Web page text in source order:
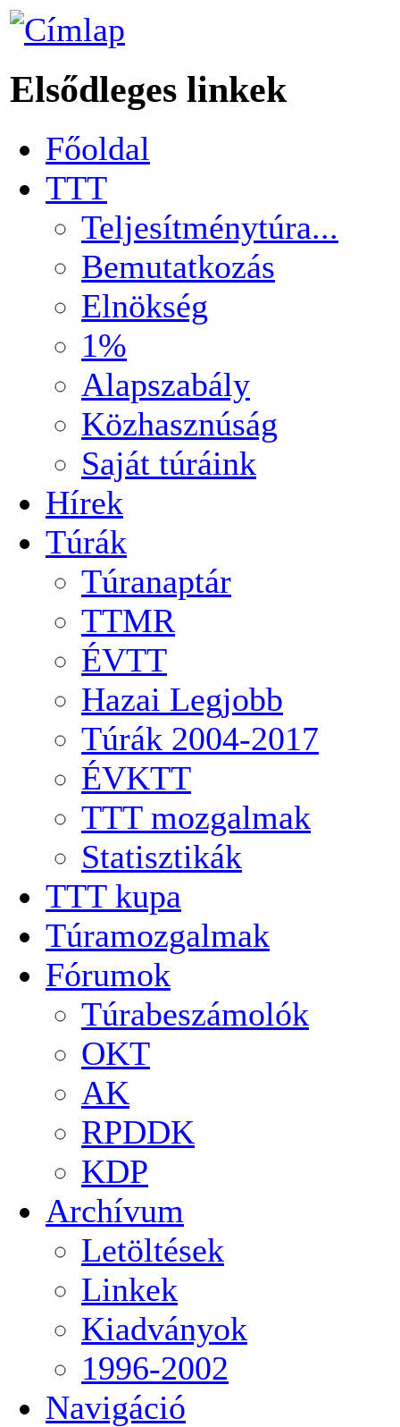
Elsődleges linkek
Főoldal
TTT
Teljesítménytúra...
Bemutatkozás
Elnökség
1%
Alapszabály
Közhasznúság
Saját túráink
Hírek
Túrák
Túranaptár
TTMR
ÉVTT
Hazai Legjobb
Túrák 2004-2017
ÉVKTT
TTT mozgalmak
Statisztikák
TTT kupa
Túramozgalmak
Fórumok
Túrabeszámolók
OKT
AK
RPDDK
KDP
Archívum
Letöltések
Linkek
Kiadványok
1996-2002
Navigáció